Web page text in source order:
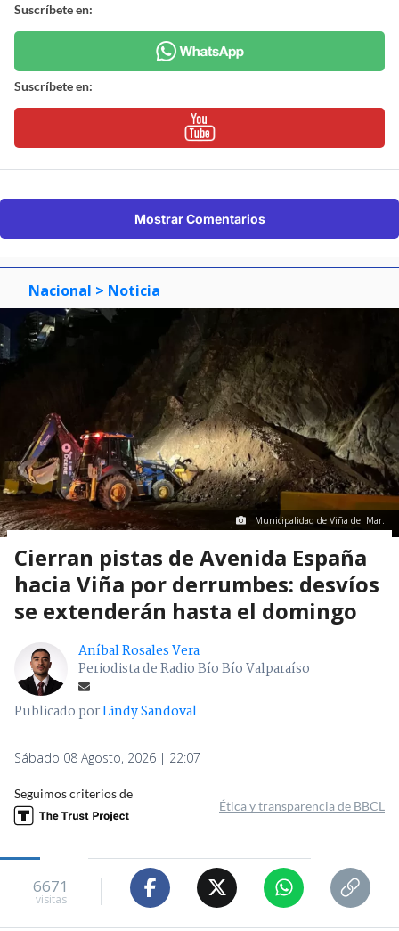
Suscríbete en:
Suscríbete en:
Mostrar Comentarios
Nacional > Noticia
Municipalidad de Viña del Mar.
Cierran pistas de Avenida España
hacia Viña por derrumbes: desvíos
se extenderán hasta el domingo
Aníbal Rosales Vera
Periodista de Radio Bío Bío Valparaíso
Publicado porLindy Sandoval
Sábado 08 Agosto, 2026 | 22:07
Seguimos criterios de
Ética y transparencia de BBCL
6671
visitas